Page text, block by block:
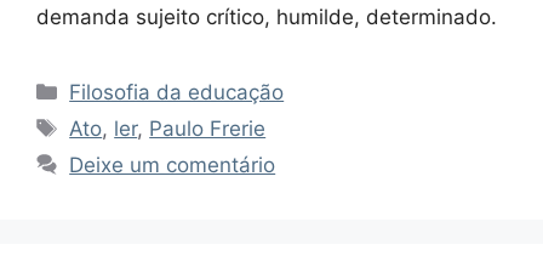
demanda sujeito crítico, humilde, determinado.
Categorias
Filosofia da educação
Tags
Ato, ler, Paulo Frerie
Deixe um comentário